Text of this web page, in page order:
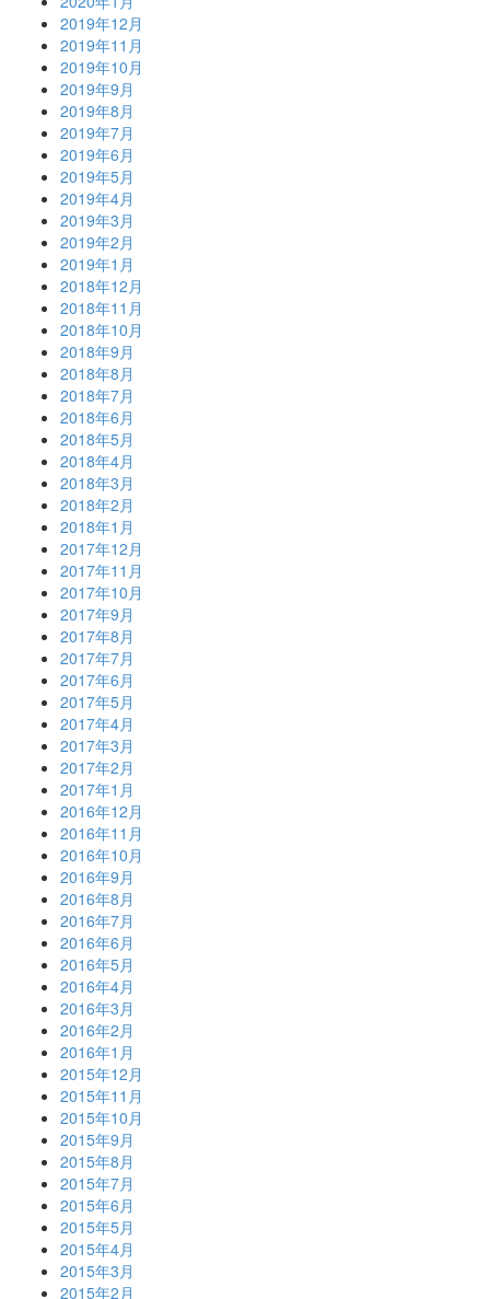
2019年12月
2019年11月
2019年10月
2019年9月
2019年8月
2019年7月
2019年6月
2019年5月
2019年4月
2019年3月
2019年2月
2019年1月
2018年12月
2018年11月
2018年10月
2018年9月
2018年8月
2018年7月
2018年6月
2018年5月
2018年4月
2018年3月
2018年2月
2018年1月
2017年12月
2017年11月
2017年10月
2017年9月
2017年8月
2017年7月
2017年6月
2017年5月
2017年4月
2017年3月
2017年2月
2017年1月
2016年12月
2016年11月
2016年10月
2016年9月
2016年8月
2016年7月
2016年6月
2016年5月
2016年4月
2016年3月
2016年2月
2016年1月
2015年12月
2015年11月
2015年10月
2015年9月
2015年8月
2015年7月
2015年6月
2015年5月
2015年4月
2015年3月
2015年2月